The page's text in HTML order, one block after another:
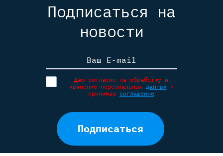
Подписаться на
новости
Ваш E-mail
Даю согласие на обработку и
хранение персональных данных и
принимаю соглашение
Подписаться